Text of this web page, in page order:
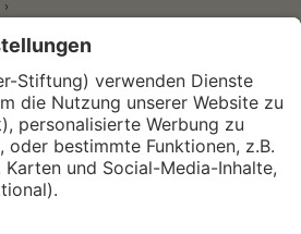
und Sozialwissenschaftliches Institut
und